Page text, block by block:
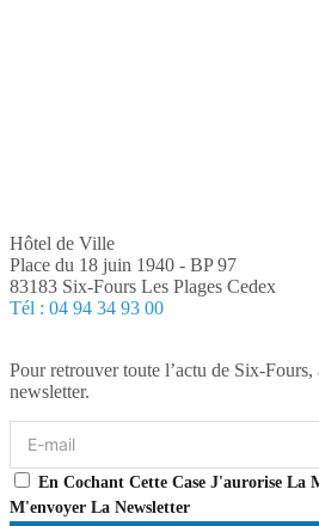
Hôtel de Ville
Place du 18 juin 1940 - BP 97
83183 Six-Fours Les Plages Cedex
Tél : 04 94 34 93 00
Pour retrouver toute l’actu de Six-Fours,
newsletter.
En Cochant Cette Case J'aurorise La
M'envoyer La Newsletter